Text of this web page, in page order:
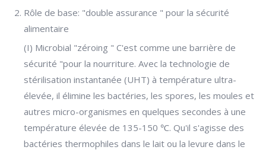
Rôle de base: "double assurance " pour la sécurité
alimentaire
(I) Microbial "zéroing " C'est comme une barrière de
sécurité "pour la nourriture. Avec la technologie de
stérilisation instantanée (UHT) à température ultra-
élevée, il élimine les bactéries, les spores, les moules et
autres micro-organismes en quelques secondes à une
température élevée de 135-150 ℃. Qu'il s'agisse des
bactéries thermophiles dans le lait ou la levure dans le